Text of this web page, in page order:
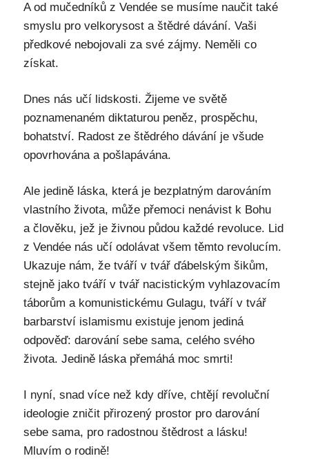
A od mučedníků z Vendée se musíme naučit také
smyslu pro velkorysost a štědré dávání. Vaši
předkové nebojovali za své zájmy. Neměli co
získat.
Dnes nás učí lidskosti. Žijeme ve světě
poznamenaném diktaturou peněz, prospěchu,
bohatství. Radost ze štědrého dávání je všude
opovrhována a pošlapávána.
Ale jedině láska, která je bezplatným darováním
vlastního života, může přemoci nenávist k Bohu
a člověku, jež je živnou půdou každé revoluce. Lid
z Vendée nás učí odolávat všem těmto revolucím.
Ukazuje nám, že tváří v tvář ďábelským šikům,
stejně jako tváří v tvář nacistickým vyhlazovacím
táborům a komunistickému Gulagu, tváří v tvář
barbarství islamismu existuje jenom jediná
odpověď: darování sebe sama, celého svého
života. Jedině láska přemáhá moc smrti!
I nyní, snad více než kdy dříve, chtějí revoluční
ideologie zničit přirozený prostor pro darování
sebe sama, pro radostnou štědrost a lásku!
Mluvím o rodině!